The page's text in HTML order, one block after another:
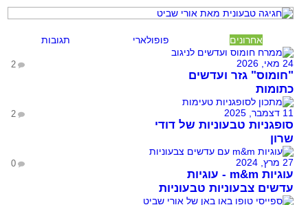
אחרונים פופולארי תגובות
24 מאי, 2026 2
"חומוס" גזר ועדשים
כתומות
11 דצמבר, 2025 2
סופגניות טבעוניות של דודי
שרון
27 מרץ, 2024 0
עוגיות m&m - עוגיות
עדשים צבעוניות טבעוניות